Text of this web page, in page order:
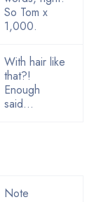
So Tom x
1,000.
With hair like
that?!
Enough
said…
Note